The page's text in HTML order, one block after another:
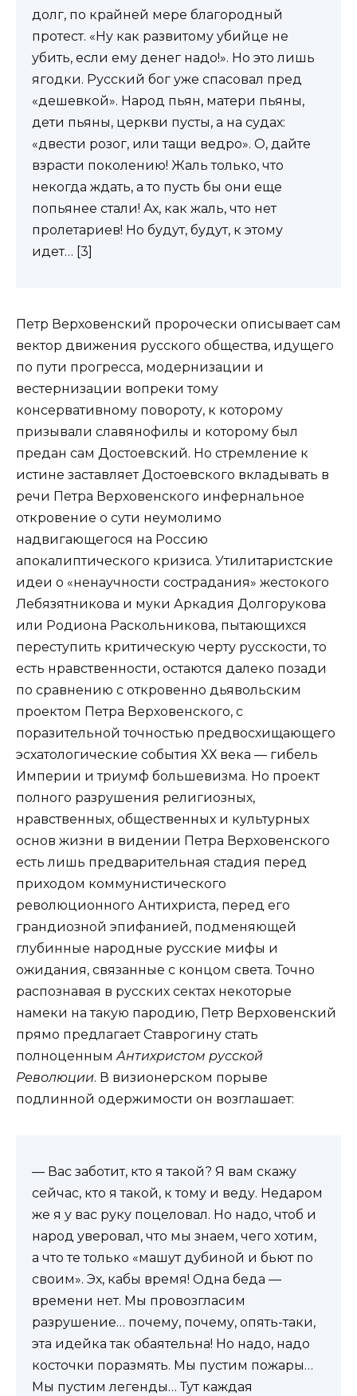
долг, по крайней мере благородный
протест. «Ну как развитому убийце не
убить, если ему денег надо!». Но это лишь
ягодки. Русский бог уже спасовал пред
«дешевкой». Народ пьян, матери пьяны,
дети пьяны, церкви пусты, а на судах:
«двести розог, или тащи ведро». О, дайте
взрасти поколению! Жаль только, что
некогда ждать, а то пусть бы они еще
попьянее стали! Ах, как жаль, что нет
пролетариев! Но будут, будут, к этому
идет… [3]
Петр Верховенский пророчески описывает сам
вектор движения русского общества, идущего
по пути прогресса, модернизации и
вестернизации вопреки тому
консервативному повороту, к которому
призывали славянофилы и которому был
предан сам Достоевский. Но стремление к
истине заставляет Достоевского вкладывать в
речи Петра Верховенского инфернальное
откровение о сути неумолимо
надвигающегося на Россию
апокалиптического кризиса. Утилитаристские
идеи о «ненаучности сострадания» жестокого
Лебязятникова и муки Аркадия Долгорукова
или Родиона Раскольникова, пытающихся
переступить критическую черту русскости, то
есть нравственности, остаются далеко позади
по сравнению с откровенно дьявольским
проектом Петра Верховенского, с
поразительной точностью предвосхищающего
эсхатологические события ХХ века — гибель
Империи и триумф большевизма. Но проект
полного разрушения религиозных,
нравственных, общественных и культурных
основ жизни в видении Петра Верховенского
есть лишь предварительная стадия перед
приходом коммунистического
революционного Антихриста, перед его
грандиозной эпифанией, подменяющей
глубинные народные русские мифы и
ожидания, связанные с концом света. Точно
распознавая в русских сектах некоторые
намеки на такую пародию, Петр Верховенский
прямо предлагает Ставрогину стать
полноценнымАнтихристом русской
Революции. В визионерском порыве
подлинной одержимости он возглашает:
— Вас заботит, кто я такой? Я вам скажу
сейчас, кто я такой, к тому и веду. Недаром
же я у вас руку поцеловал. Но надо, чтоб и
народ уверовал, что мы знаем, чего хотим,
а что те только «машут дубиной и бьют по
своим». Эх, кабы время! Одна беда —
времени нет. Мы провозгласим
разрушение… почему, почему, опять-таки,
эта идейка так обаятельна! Но надо, надо
косточки поразмять. Мы пустим пожары…
Мы пустим легенды… Тут каждая